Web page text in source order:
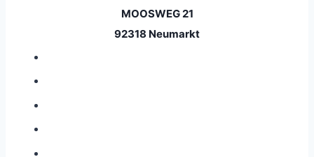
MOOSWEG 21
92318 Neumarkt